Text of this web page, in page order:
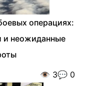
операциях:
и неожиданные
👁️ 3💬 0